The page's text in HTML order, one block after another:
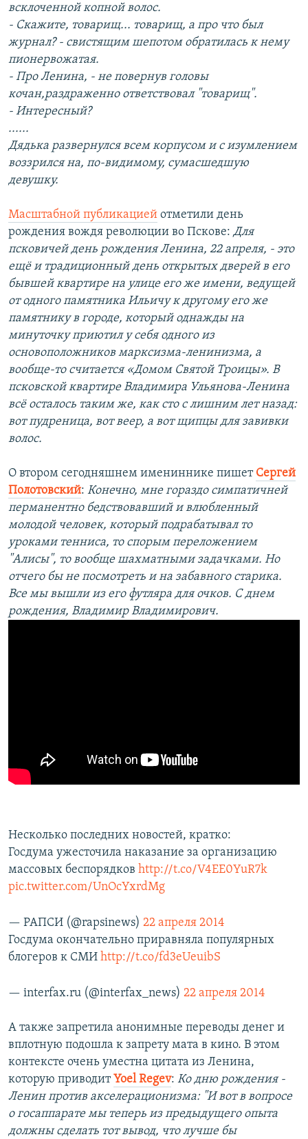
всклоченной копной волос.
- Скажите, товарищ... товарищ, а про что был
журнал? - свистящим шепотом обратилась к нему
пионервожатая.
- Про Ленина, - не повернув головы
кочан,раздраженно ответствовал "товарищ".
- Интересный?
......
Дядька развернулся всем корпусом и с изумлением
воззрился на, по-видимому, сумасшедшую
девушку.
Масштабной публикацией отметили день
рождения вождя революции во Пскове: Для
псковичей день рождения Ленина, 22 апреля, - это
ещё и традиционный день открытых дверей в его
бывшей квартире на улице его же имени, ведущей
от одного памятника Ильичу к другому его же
памятнику в городе, который однажды на
минуточку приютил у себя одного из
основоположников марксизма-ленинизма, а
вообще-то считается «Домом Святой Троицы». В
псковской квартире Владимира Ульянова-Ленина
всё осталось таким же, как сто с лишним лет назад:
вот пудреница, вот веер, а вот щипцы для завивки
волос.
О втором сегодняшнем имениннике пишет Сергей
Полотовский: Конечно, мне гораздо симпатичней
перманентно бедствовавший и влюбленный
молодой человек, который подрабатывал то
уроками тенниса, то спорым переложением
"Алисы", то вообще шахматными задачками. Но
отчего бы не посмотреть и на забавного старика.
Все мы вышли из его футляра для очков. С днем
рождения, Владимир Владимирович.
Несколько последних новостей, кратко:
Госдума ужесточила наказание за организацию
массовых беспорядков http://t.co/V4EE0YuR7k
pic.twitter.com/UnOcYxrdMg
— РАПСИ (@rapsinews) 22 апреля 2014
Госдума окончательно приравняла популярных
блогеров к СМИ http://t.co/fd3eUeuibS
— interfax.ru (@interfax_news) 22 апреля 2014
А также запретила анонимные переводы денег и
вплотную подошла к запрету мата в кино. В этом
контексте очень уместна цитата из Ленина,
которую приводитYoel Regev: Ко дню рождения -
Ленин против акселерационизма: "И вот в вопросе
о госаппарате мы теперь из предыдущего опыта
должны сделать тот вывод, что лучше бы